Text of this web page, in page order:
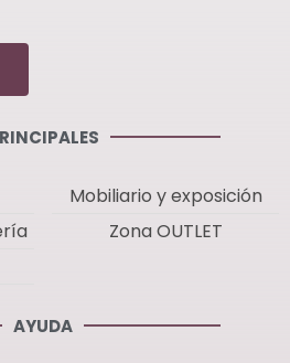
Mobiliario y exposición
Zona OUTLET
AYUDA